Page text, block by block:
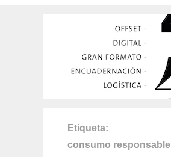
Etiqueta
consumo responsable